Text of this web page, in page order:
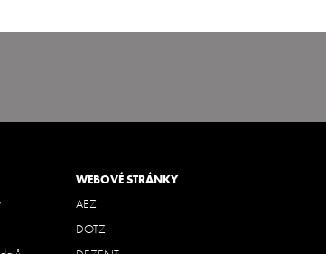
alcar_czech
www.linkedin.com/
WEBOVÉ STRÁNKY
AEZ
DOTZ